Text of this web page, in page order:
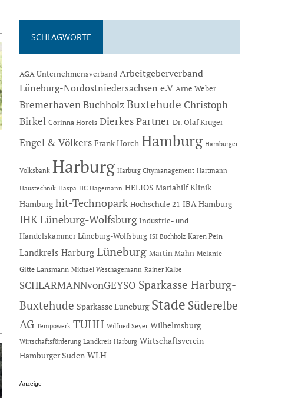
SCHLAGWORTE
AGA Unternehmensverband Arbeitgeberverband
Lüneburg-Nordostniedersachsen e.V Arne Weber
BremerhavenBuchholzBuxtehude Christoph
Birkel Corinna Horeis Dierkes Partner Dr. Olaf Krüger
Engel & Völkers Frank Horch Hamburg Hamburger
Volksbank Harburg Harburg Citymanagement Hartmann
Haustechnik Haspa HC Hagemann HELIOS Mariahilf Klinik
Hamburg hit-Technopark Hochschule 21 IBA Hamburg
IHK Lüneburg-Wolfsburg Industrie- und
Handelskammer Lüneburg-Wolfsburg ISI Buchholz Karen Pein
Landkreis Harburg Lüneburg Martin Mahn Melanie-
Gitte Lansmann Michael Westhagemann Rainer Kalbe
SCHLARMANNvonGEYSO Sparkasse Harburg-
Buxtehude Sparkasse Lüneburg Stade Süderelbe
AG Tempowerk TUHH Wilfried Seyer Wilhelmsburg
Wirtschaftsförderung Landkreis Harburg Wirtschaftsverein
Hamburger Süden WLH
Anzeige